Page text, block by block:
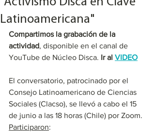
Latinoamericana"
Compartimos la grabación de la
actividad, disponible en el canal de
YouTube de Núcleo Disca. Ir al VIDEO
El conversatorio, patrocinado por el
Consejo Latinoamericano de Ciencias
Sociales (Clacso), se llevó a cabo el 15
de junio a las 18 horas (Chile) por Zoom.
Participaron: